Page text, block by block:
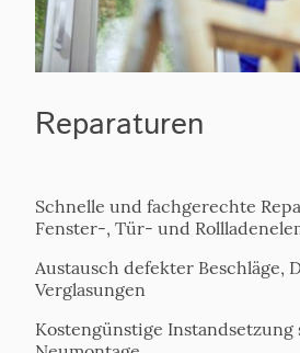
Reparaturen
Schnelle und fachgerechte
Fenster-, Tür- und
Austausch defekter Beschläge,
Verglasungen
Kostengünstige